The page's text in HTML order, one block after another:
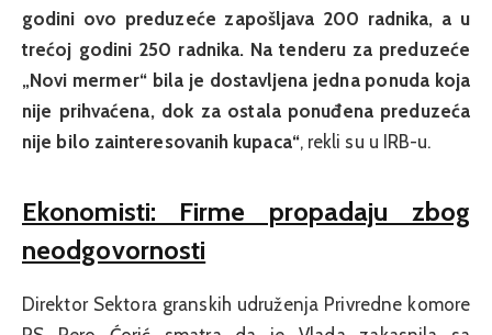
godini ovo preduzeće zapošljava 200 radnika, a u
trećoj godini 250 radnika. Na tenderu za preduzeće
„Novi mermer“ bila je dostavljena jedna ponuda koja
nije prihvaćena, dok za ostala ponuđena preduzeća
nije bilo zainteresovanih kupaca“, rekli su u IRB-u.
Ekonomisti: Firme propadaju zbog
neodgovornosti
Direktor Sektora granskih udruženja Privredne komore